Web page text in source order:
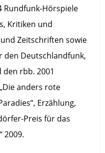
Rundfunk-Hörspiele
Kritiken und
Zeitschriften sowie
den Deutschlandfunk,
rbb. 2001
anders rote
Erzählung,
Preis für das
2009.